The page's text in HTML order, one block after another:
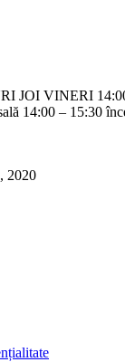
JOI VINERI
14:00 – 15:30
2020